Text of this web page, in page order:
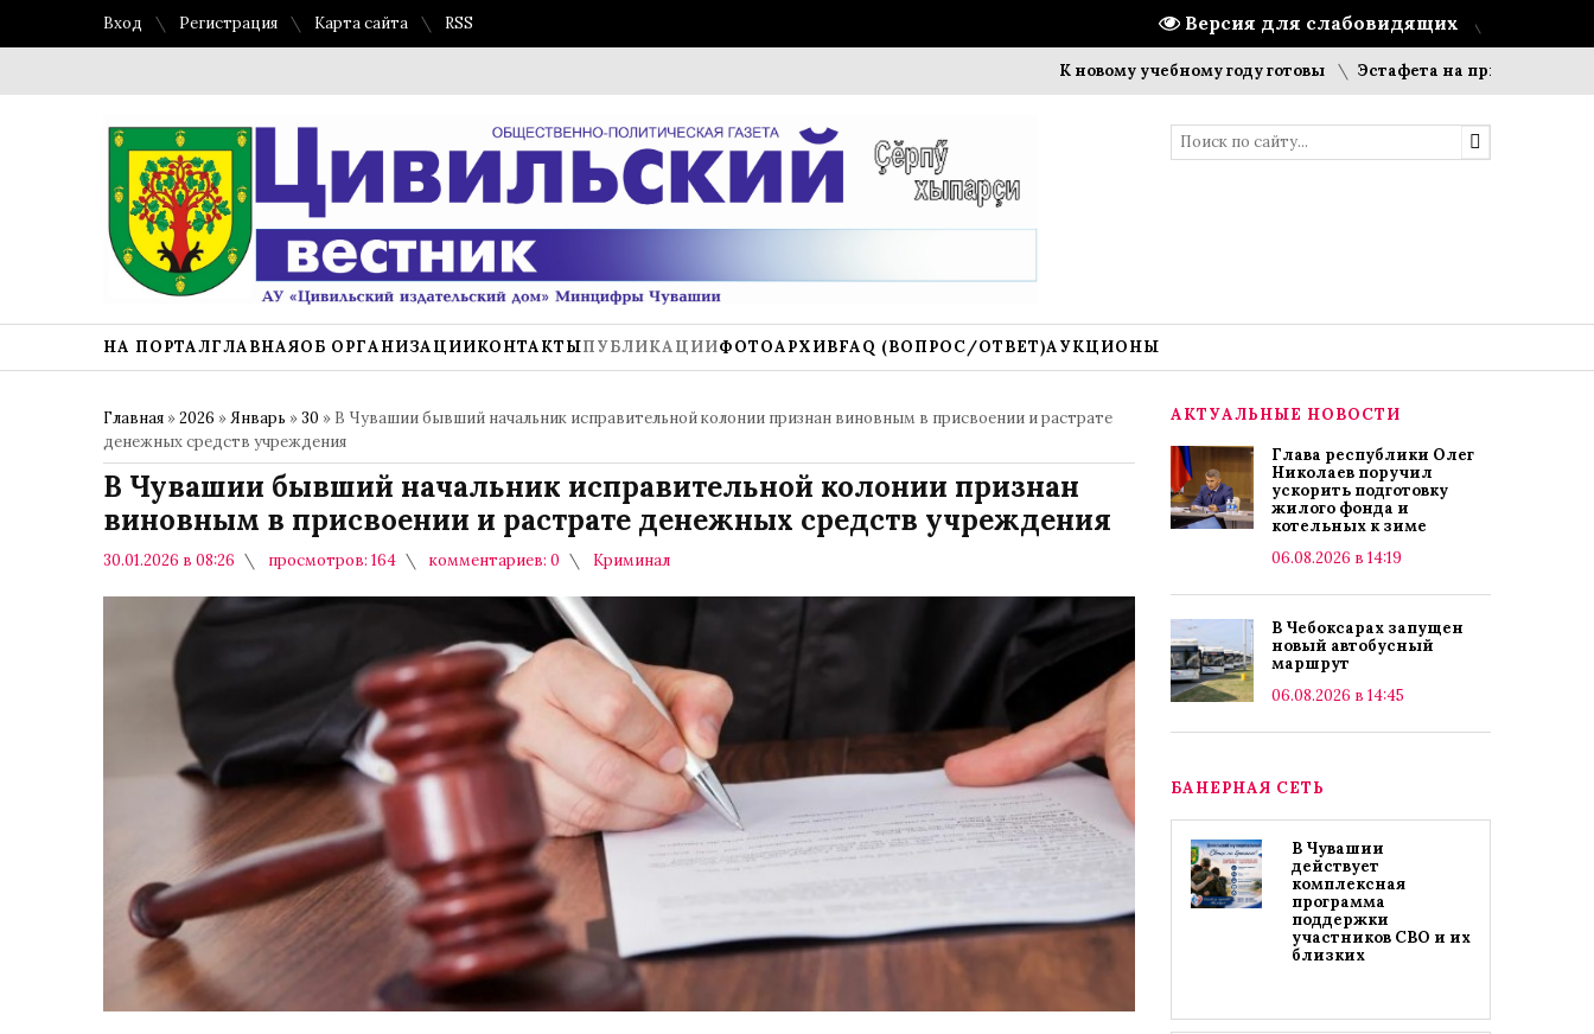
Версия для слабовидящих
Вход Регистрация Карта сайта RSS
К новому учебному году готовы Эстафета на призы газеты
НА ПОРТАЛГЛАВНАЯОБ ОРГАНИЗАЦИИКОНТАКТЫПУБЛИКАЦИИФОТОАРХИВFAQ (ВОПРОС/ОТВЕТ)АУКЦИОНЫ
Главная »2026 »Январь »30 » В Чувашии бывший начальник исправительной колонии признан виновным в присвоении и растрате
денежных средств учреждения
В Чувашии бывший начальник исправительной колонии признан
виновным в присвоении и растрате денежных средств учреждения
30.01.2026 в 08:26 просмотров: 164 комментариев: 0 Криминал
АКТУАЛЬНЫЕ НОВОСТИ
Глава республики Олег
Николаев поручил
ускорить подготовку
жилого фонда и
котельных к зиме
06.08.2026 в 14:19
В Чебоксарах запущен
новый автобусный
маршрут
06.08.2026 в 14:45
БАНЕРНАЯ СЕТЬ
В Чувашии
действует
комплексная
программа
поддержки
участников СВО и их
близких